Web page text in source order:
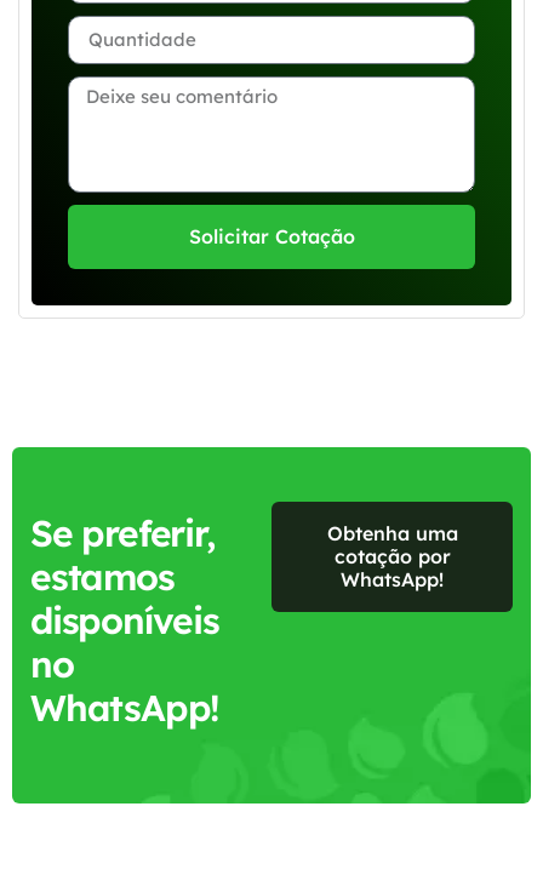
Solicitar Cotação
Se preferir,
estamos
disponíveis
no
WhatsApp!
Obtenha uma
cotação por
WhatsApp!